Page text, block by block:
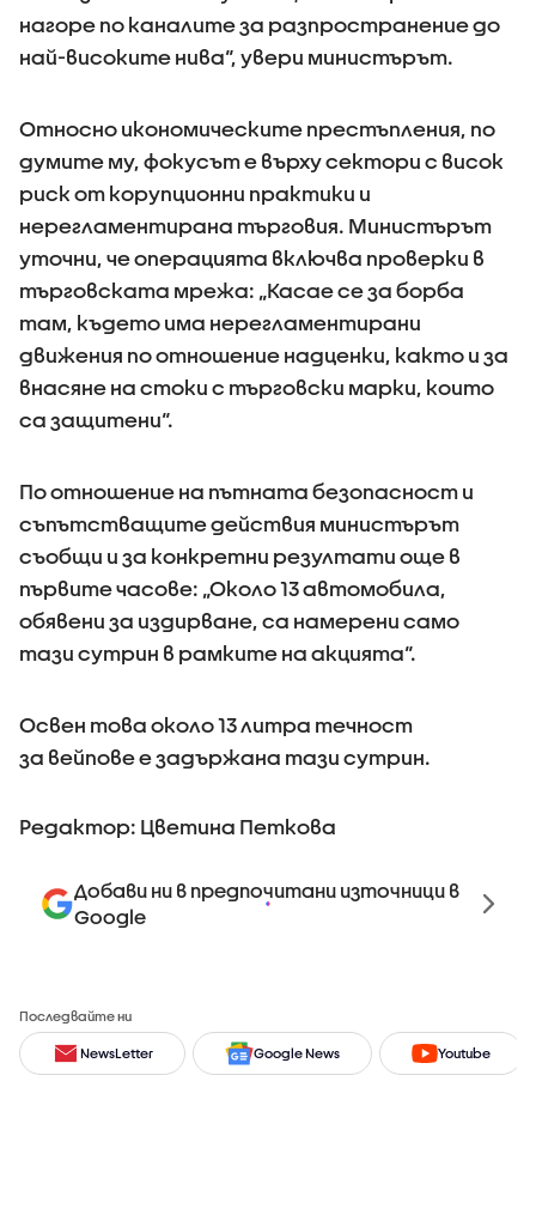
нагоре по каналите за разпространение до
най-високите нива“, увери министърът.
Относно икономическите престъпления, по
думите му, фокусът е върху сектори с висок
риск от корупционни практики и
нерегламентирана търговия. Министърът
уточни, че операцията включва проверки в
търговската мрежа: „Касае се за борба
там, където има нерегламентирани
движения по отношение надценки, както и за
внасяне на стоки с търговски марки, които
са защитени“.
По отношение на пътната безопасност и
съпътстващите действия министърът
съобщи и за конкретни резултати още в
първите часове: „Около 13 автомобила,
обявени за издирване, са намерени само
тази сутрин в рамките на акцията“.
Освен това около 13 литра течност
за вейпове е задържана тази сутрин.
Редактор: Цветина Петкова
Добави ни в предпочитани източници в
Google
Последвайте ни
NewsLetter Google News Youtube